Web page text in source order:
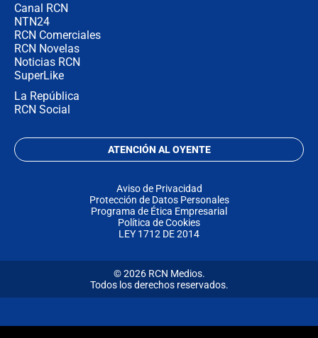
Canal RCN
NTN24
RCN Comerciales
RCN Novelas
Noticias RCN
SuperLike
La República
RCN Social
ATENCIÓN AL OYENTE
Aviso de Privacidad
Protección de Datos Personales
Programa de Ética Empresarial
Política de Cookies
LEY 1712 DE 2014
© 2026 RCN Medios.
Todos los derechos reservados.